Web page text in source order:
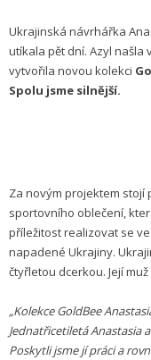
Ukrajinská návrhářka
utíkala pět dní. Azyl našla
vytvořila novou kolekci
Spolu jsme silnější.
Za novým projektem stojí
sportovního oblečení,
příležitost realizovat se
napadené Ukrajiny.
čtyřletou dcerkou. Její
„Kolekce GoldBee
Jednatřicetiletá Anastasia
Poskytli jsme jí práci a